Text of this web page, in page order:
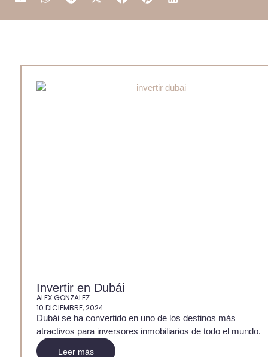
Invertir en Dubái
ALEX GONZALEZ
10 DICIEMBRE, 2024
Dubái se ha convertido en uno de los destinos más
atractivos para inversores inmobiliarios de todo el mundo.
Leer más